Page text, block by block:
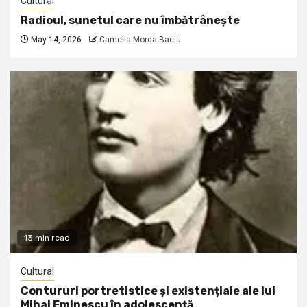
Radioul, sunetul care nu îmbătrânește
May 14, 2026 Camelia Morda Baciu
13 min read
Cultural
Contururi portretistice și existențiale ale lui